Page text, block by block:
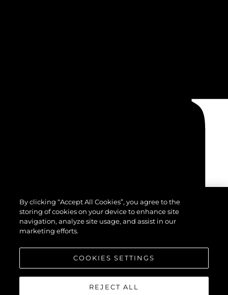
By clicking “Accept All Cookies”, you agree to the
storing of cookies on your device to enhance site
navigation, analyze site usage, and assist in our
marketing efforts.
COOKIES SETTINGS
REJECT ALL